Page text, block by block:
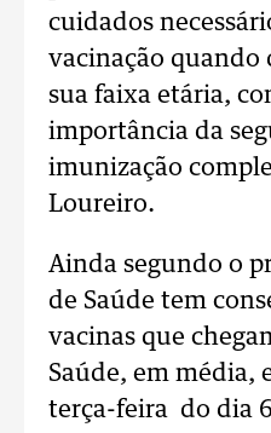
cuidados
vacinação quando
sua faixa etária,
importância da
imunização
Loureiro.
Ainda segundo o
de Saúde tem
vacinas que
Saúde, em média,
terça-feira do dia